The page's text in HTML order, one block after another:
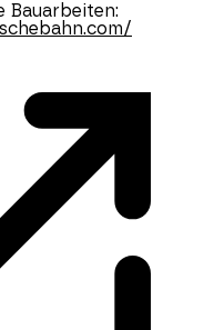
Bauarbeiten: